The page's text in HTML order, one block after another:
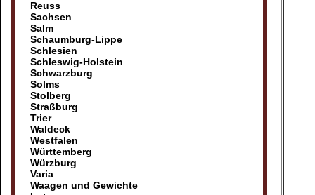
Reuss
Sachsen
Salm
Schaumburg-Lippe
Schlesien
Schleswig-Holstein
Schwarzburg
Solms
Stolberg
Straßburg
Trier
Waldeck
Westfalen
Württemberg
Würzburg
Varia
Waagen und Gewichte